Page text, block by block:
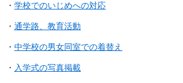
・ 学校でのいじめへの対応
・ 通学路、教育活動
・ 中学校の男女同室での着替え
・ 入学式の写真掲載